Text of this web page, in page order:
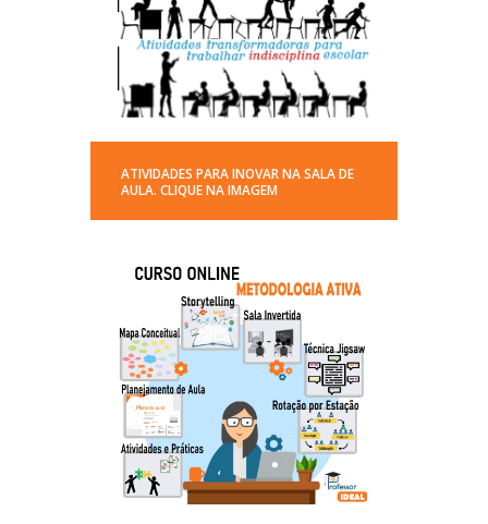
ATIVIDADES PARA INOVAR NA SALA DE
AULA. CLIQUE NA IMAGEM